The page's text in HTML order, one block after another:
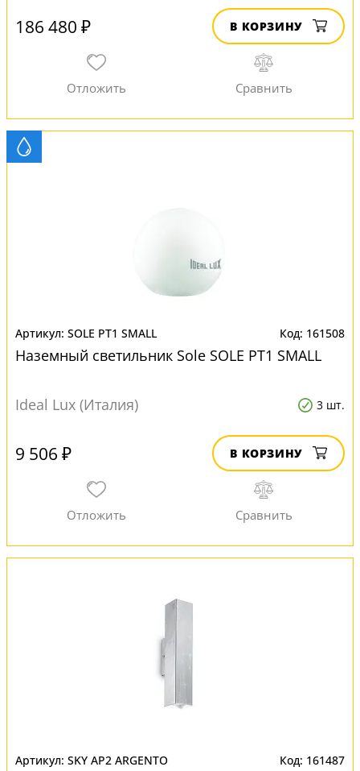
186 480 ₽ В КОРЗИНУ
SOLE PT1 SMALL 161508
Наземный светильник Sole SOLE PT1 SMALL
Ideal Lux (Италия) 3 шт.
9 506 ₽ В КОРЗИНУ
SKY AP2 ARGENTO 161487